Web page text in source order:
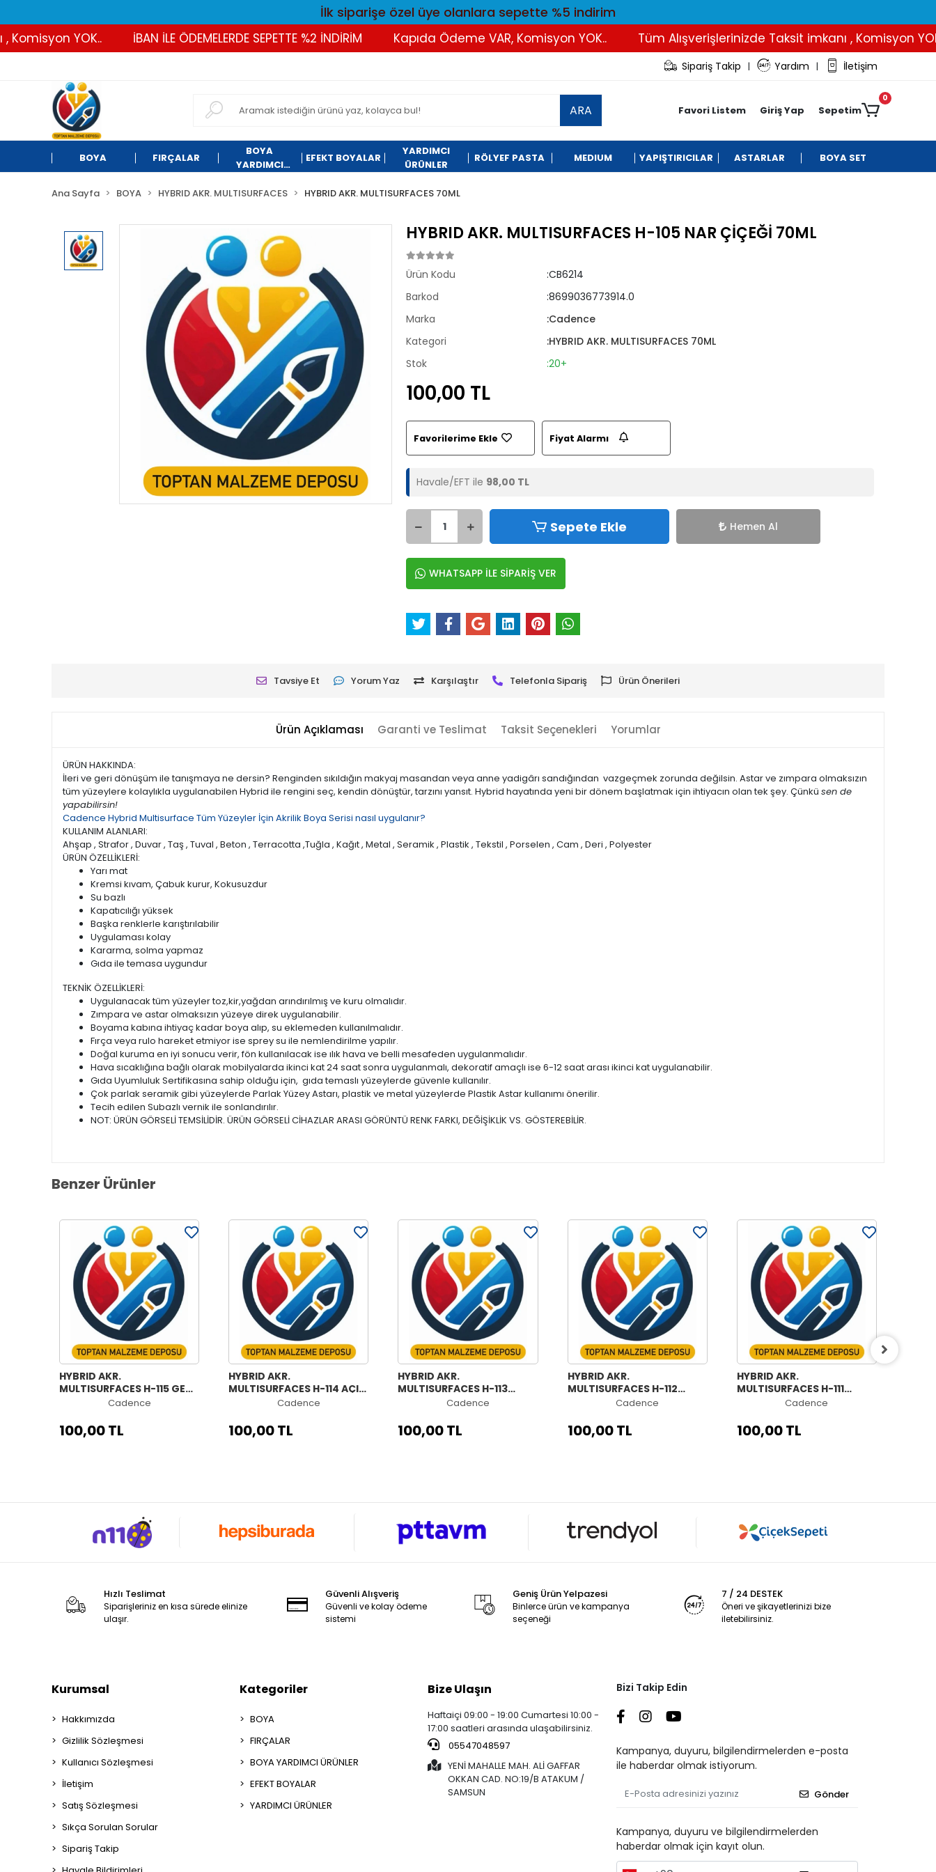
İlk siparişe özel üye olanlara sepette %5 indirim
YOK.. İBAN İLE ÖDEMELERDE SEPETTE %2 İNDİRİM Kapıda Ödeme VAR, Komisyon YOK.. Tüm Alışverişlerinizde Taksit imkanı , Komisyon YOK..
Sipariş Takip | Yardım | İletişim
ARA Favori Listem Giriş Yap Sepetim
0
BOYA FIRÇALAR
BOYA
YARDIMCI
EFEKT BOYALAR
YARDIMCI
ÜRÜNLER
RÖLYEF PASTA MEDIUM YAPIŞTIRICILAR ASTARLAR BOYA SET
Ana Sayfa BOYA HYBRID AKR. MULTISURFACES HYBRID AKR. MULTISURFACES 70ML
HYBRID AKR. MULTISURFACES H-105 NAR ÇİÇEĞİ 70ML
Ürün Kodu
:CB6214
Barkod
:8699036773914.0
Marka
:Cadence
Kategori
:HYBRID AKR. MULTISURFACES 70ML
Stok
:20+
100,00 TL
Favorilerime Ekle Fiyat Alarmı
Havale/EFT ile 98,00 TL
Sepete Ekle Hemen Al
WHATSAPP İLE SİPARİŞ VER
Tavsiye Et Yorum Yaz Karşılaştır Telefonla Sipariş Ürün Önerileri
Ürün Açıklaması Garanti ve Teslimat Taksit Seçenekleri Yorumlar
ÜRÜN HAKKINDA:
İleri ve geri dönüşüm ile tanışmaya ne dersin? Renginden sıkıldığın makyaj masandan veya anne yadigârı sandığından vazgeçmek zorunda değilsin. Astar ve zımpara olmaksızın
tüm yüzeylere kolaylıkla uygulanabilen Hybrid ile rengini seç, kendin dönüştür, tarzını yansıt. Hybrid hayatında yeni bir dönem başlatmak için ihtiyacın olan tek şey. Çünkü sen de
yapabilirsin!
Cadence Hybrid Multisurface Tüm Yüzeyler İçin Akrilik Boya Serisi nasıl uygulanır?
KULLANIM ALANLARI:
Ahşap , Strafor , Duvar , Taş , Tuval , Beton , Terracotta ,Tuğla , Kağıt , Metal , Seramik , Plastik , Tekstil , Porselen , Cam , Deri , Polyester
ÜRÜN ÖZELLİKLERİ:
Yarı mat
Kremsi kıvam, Çabuk kurur, Kokusuzdur
Su bazlı
Kapatıcılığı yüksek
Başka renklerle karıştırılabilir
Uygulaması kolay
Kararma, solma yapmaz
Gıda ile temasa uygundur
TEKNİK ÖZELLİKLERİ:
Uygulanacak tüm yüzeyler toz,kir,yağdan arındırılmış ve kuru olmalıdır.
Zımpara ve astar olmaksızın yüzeye direk uygulanabilir.
Boyama kabına ihtiyaç kadar boya alıp, su eklemeden kullanılmalıdır.
Fırça veya rulo hareket etmiyor ise sprey su ile nemlendirilme yapılır.
Doğal kuruma en iyi sonucu verir, fön kullanılacak ise ılık hava ve belli mesafeden uygulanmalıdır.
Hava sıcaklığına bağlı olarak mobilyalarda ikinci kat 24 saat sonra uygulanmalı, dekoratif amaçlı ise 6-12 saat arası ikinci kat uygulanabilir.
Gıda Uyumluluk Sertifikasına sahip olduğu için, gıda temaslı yüzeylerde güvenle kullanılır.
Çok parlak seramik gibi yüzeylerde Parlak Yüzey Astarı, plastik ve metal yüzeylerde Plastik Astar kullanımı önerilir.
Tecih edilen Subazlı vernik ile sonlandırılır.
NOT: ÜRÜN GÖRSELİ TEMSİLİDİR. ÜRÜN GÖRSELİ CİHAZLAR ARASI GÖRÜNTÜ RENK FARKI, DEĞİŞİKLİK VS. GÖSTEREBİLİR.
Benzer Ürünler
HYBRID AKR.
MULTISURFACES H-115 GECE
MAVİSİ 70MLCadence
100,00 TL
HYBRID AKR.
MULTISURFACES H-114 AÇIK
MENEKŞE 70ML
Cadence
100,00 TL
HYBRID AKR.
MULTISURFACES H-113
ZÜMRÜT YEŞİLİ 70ML
Cadence
100,00 TL
HYBRID AKR.
MULTISURFACES H-112
OFELYA 70MLCadence
100,00 TL
HYBRID AKR.
MULTISURFACES H-111
KRALİYET YEŞİLİ 70ML
Cadence
100,00 TL
Hızlı Teslimat
Siparişleriniz en kısa sürede elinize
ulaşır.
Güvenli Alışveriş
Güvenli ve kolay ödeme
sistemi
Geniş Ürün Yelpazesi
Binlerce ürün ve kampanya
seçeneği
7 / 24 DESTEK
Öneri ve şikayetlerinizi bize
iletebilirsiniz.
Kurumsal
Hakkımızda
Gizlilik Sözleşmesi
Kullanıcı Sözleşmesi
İletişim
Satış Sözleşmesi
Sıkça Sorulan Sorular
Sipariş Takip
Kategoriler
BOYA
FIRÇALAR
BOYA YARDIMCI ÜRÜNLER
EFEKT BOYALAR
YARDIMCI ÜRÜNLER
Bize Ulaşın
Haftaiçi 09:00 - 19:00 Cumartesi 10:00 -
17:00 saatleri arasında ulaşabilirsiniz.
05547048597
YENİ MAHALLE MAH. ALİ GAFFAR
OKKAN CAD. NO:19/B ATAKUM /
SAMSUN
Bizi Takip Edin
Kampanya, duyuru, bilgilendirmelerden e-posta
ile haberdar olmak istiyorum.
Gönder
Kampanya, duyuru ve bilgilendirmelerden
haberdar olmak için kayıt olun.